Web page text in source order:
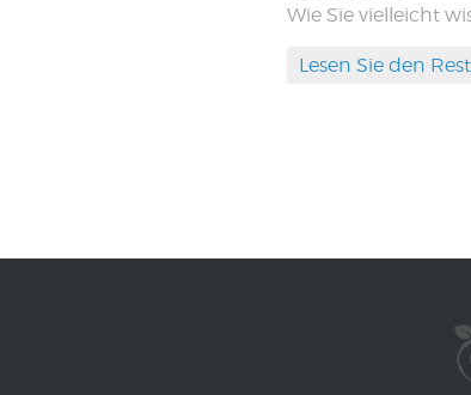
Lesen Sie den